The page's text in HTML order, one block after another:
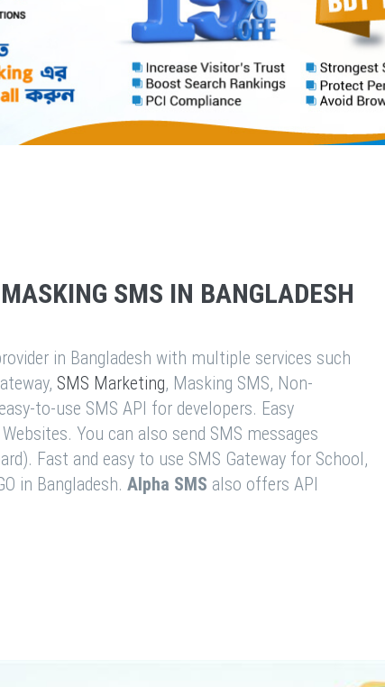
SMS IN BANGLADESH
in Bangladesh with multiple services such
SMS Marketing, Masking SMS, Non-
to-use SMS API for developers. Easy
You can also send SMS messages
Fast and easy to use SMS Gateway for School,
in Bangladesh. Alpha SMS also offers API